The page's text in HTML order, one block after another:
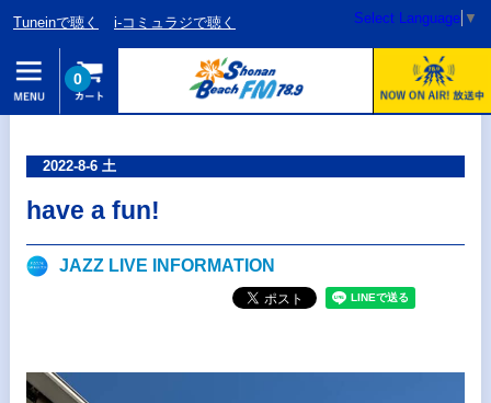
Tuneinで聴く i-コミュラジで聴く Select Language ▼
0
2022-8-6 土
have a fun!
JAZZ LIVE INFORMATION